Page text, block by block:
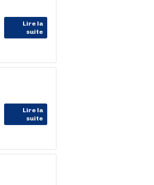
Lire la
suite
Lire la
suite